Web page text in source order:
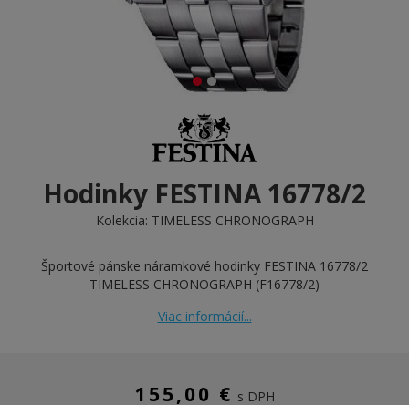
Hodinky FESTINA 16778/2
Kolekcia: TIMELESS CHRONOGRAPH
Športové pánske náramkové hodinky FESTINA 16778/2
TIMELESS CHRONOGRAPH (F16778/2)
Viac informácií...
155,00 € s DPH